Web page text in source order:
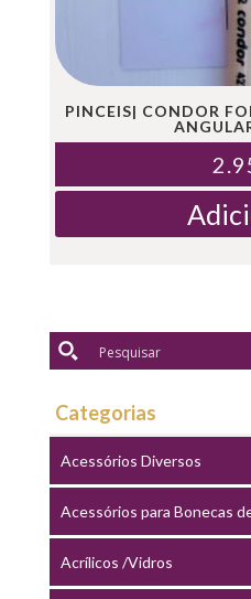
PINCEIS| CONDOR
Categorias
Acessórios Diversos
Acessórios para Bonecas
Acrílicos /Vidros